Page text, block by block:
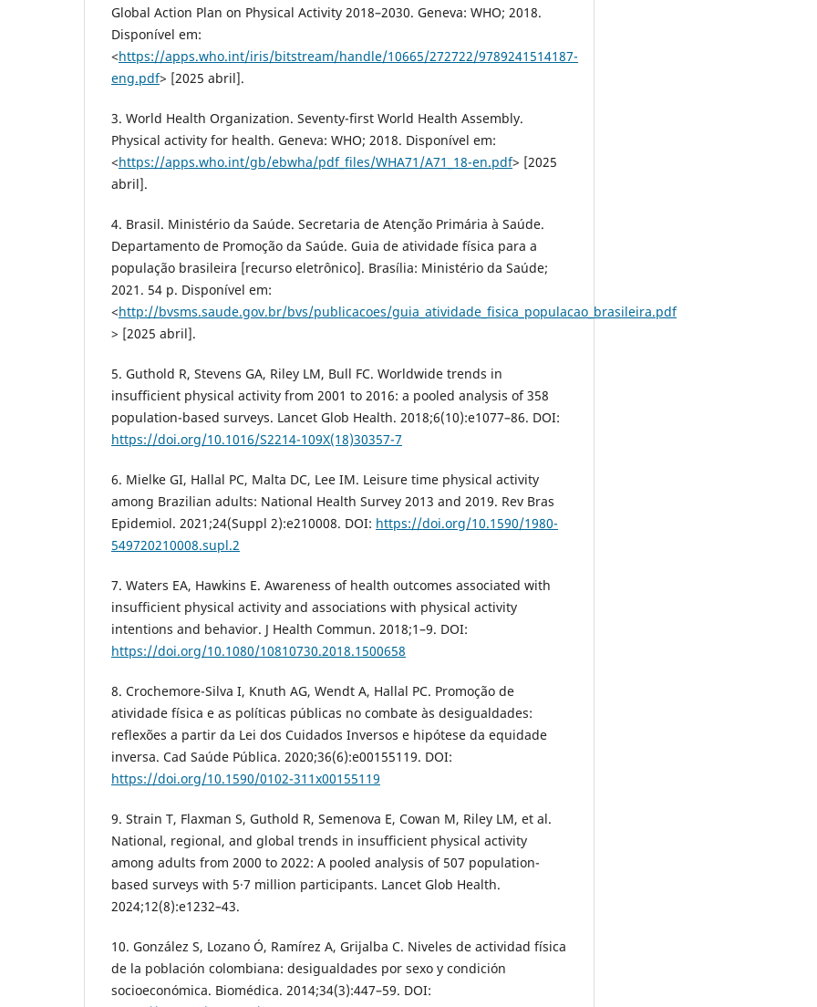
Global Action Plan on Physical Activity 2018–2030. Geneva: WHO; 2018.
Disponível em:
<https://apps.who.int/iris/bitstream/handle/10665/272722/9789241514187-
eng.pdf> [2025 abril].
3. World Health Organization. Seventy-first World Health Assembly.
Physical activity for health. Geneva: WHO; 2018. Disponível em:
<https://apps.who.int/gb/ebwha/pdf_files/WHA71/A71_18-en.pdf> [2025
abril].
4. Brasil. Ministério da Saúde. Secretaria de Atenção Primária à Saúde.
Departamento de Promoção da Saúde. Guia de atividade física para a
população brasileira [recurso eletrônico]. Brasília: Ministério da Saúde;
2021. 54 p. Disponível em:
<http://bvsms.saude.gov.br/bvs/publicacoes/guia_atividade_fisica_populacao_brasileira.pdf
> [2025 abril].
5. Guthold R, Stevens GA, Riley LM, Bull FC. Worldwide trends in
insufficient physical activity from 2001 to 2016: a pooled analysis of 358
population-based surveys. Lancet Glob Health. 2018;6(10):e1077–86. DOI:
https://doi.org/10.1016/S2214-109X(18)30357-7
6. Mielke GI, Hallal PC, Malta DC, Lee IM. Leisure time physical activity
among Brazilian adults: National Health Survey 2013 and 2019. Rev Bras
Epidemiol. 2021;24(Suppl 2):e210008. DOI: https://doi.org/10.1590/1980-
549720210008.supl.2
7. Waters EA, Hawkins E. Awareness of health outcomes associated with
insufficient physical activity and associations with physical activity
intentions and behavior. J Health Commun. 2018;1–9. DOI:
https://doi.org/10.1080/10810730.2018.1500658
8. Crochemore-Silva I, Knuth AG, Wendt A, Hallal PC. Promoção de
atividade física e as políticas públicas no combate às desigualdades:
reflexões a partir da Lei dos Cuidados Inversos e hipótese da equidade
inversa. Cad Saúde Pública. 2020;36(6):e00155119. DOI:
https://doi.org/10.1590/0102-311x00155119
9. Strain T, Flaxman S, Guthold R, Semenova E, Cowan M, Riley LM, et al.
National, regional, and global trends in insufficient physical activity
among adults from 2000 to 2022: A pooled analysis of 507 population-
based surveys with 5·7 million participants. Lancet Glob Health.
2024;12(8):e1232–43.
10. González S, Lozano Ó, Ramírez A, Grijalba C. Niveles de actividad física
de la población colombiana: desigualdades por sexo y condición
socioeconómica. Biomédica. 2014;34(3):447–59. DOI: